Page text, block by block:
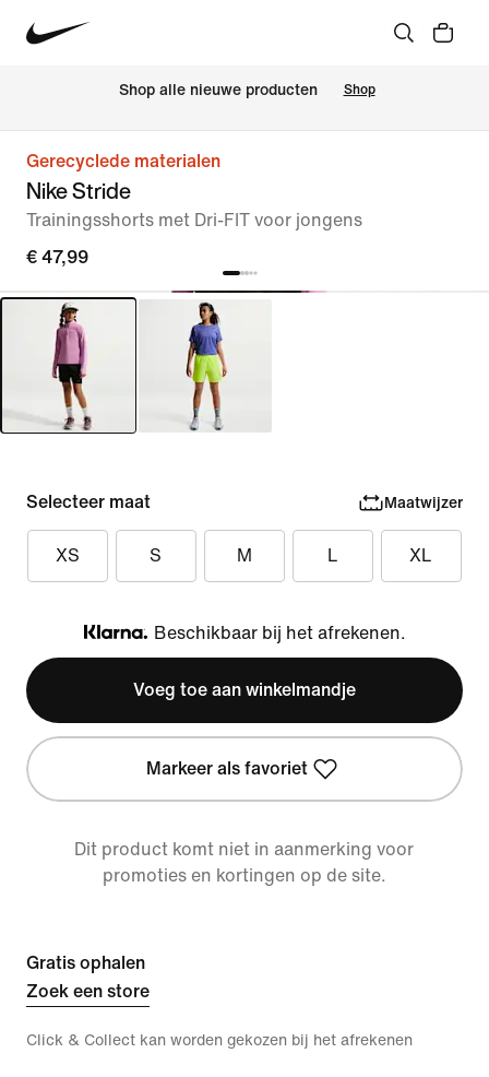
Shop alle nieuwe producten Shop
Gerecyclede materialen
Nike Stride
Trainingsshorts met Dri-FIT voor jongens
€ 47,99
Selecteer maat Maatwijzer
XS S M L XL
Klarna
Beschikbaar bij het afrekenen.
Voeg toe aan winkelmandje
Markeer als favoriet
Dit product komt niet in aanmerking voor
promoties en kortingen op de site.
Gratis ophalen
Zoek een store
Click & Collect kan worden gekozen bij het afrekenen